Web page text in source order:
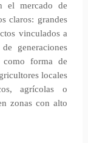
el mercado de
claros: grandes
vinculados a
generaciones
forma de
locales
agrícolas o
zonas con alto